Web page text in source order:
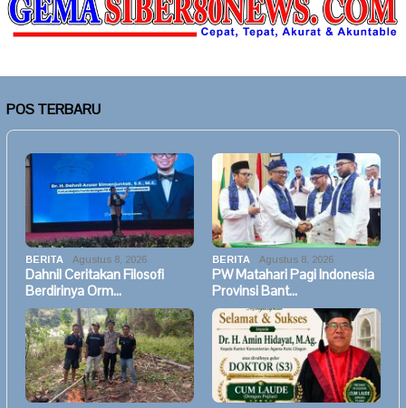
POS TERBARU
BERITA Agustus 8, 2026
Dahnil Ceritakan Filosofi
Berdirinya Orm…
BERITA Agustus 8, 2026
PW Matahari Pagi Indonesia
Provinsi Bant…